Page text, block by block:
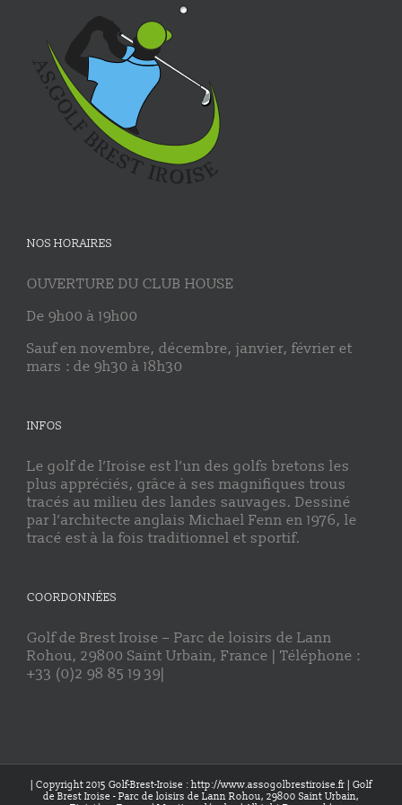
NOS HORAIRES
OUVERTURE DU CLUB HOUSE
De 9h00 à 19h00
Sauf en novembre, décembre, janvier, février et
mars : de 9h30 à 18h30
INFOS
Le golf de l’Iroise est l’un des golfs bretons les
plus appréciés, grâce à ses magnifiques trous
tracés au milieu des landes sauvages. Dessiné
par l’architecte anglais Michael Fenn en 1976, le
tracé est à la fois traditionnel et sportif.
COORDONNÉES
Golf de Brest Iroise – Parc de loisirs de Lann
Rohou, 29800 Saint Urbain, France | Téléphone :
+33 (0)2 98 85 19 39|
| Copyright 2015 Golf-Brest-Iroise : http://www.assogolbrestiroise.fr | Golf
de Brest Iroise - Parc de loisirs de Lann Rohou, 29800 Saint Urbain,